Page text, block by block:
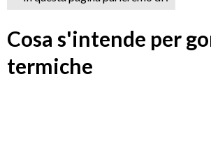
Cosa s'intende per
termiche